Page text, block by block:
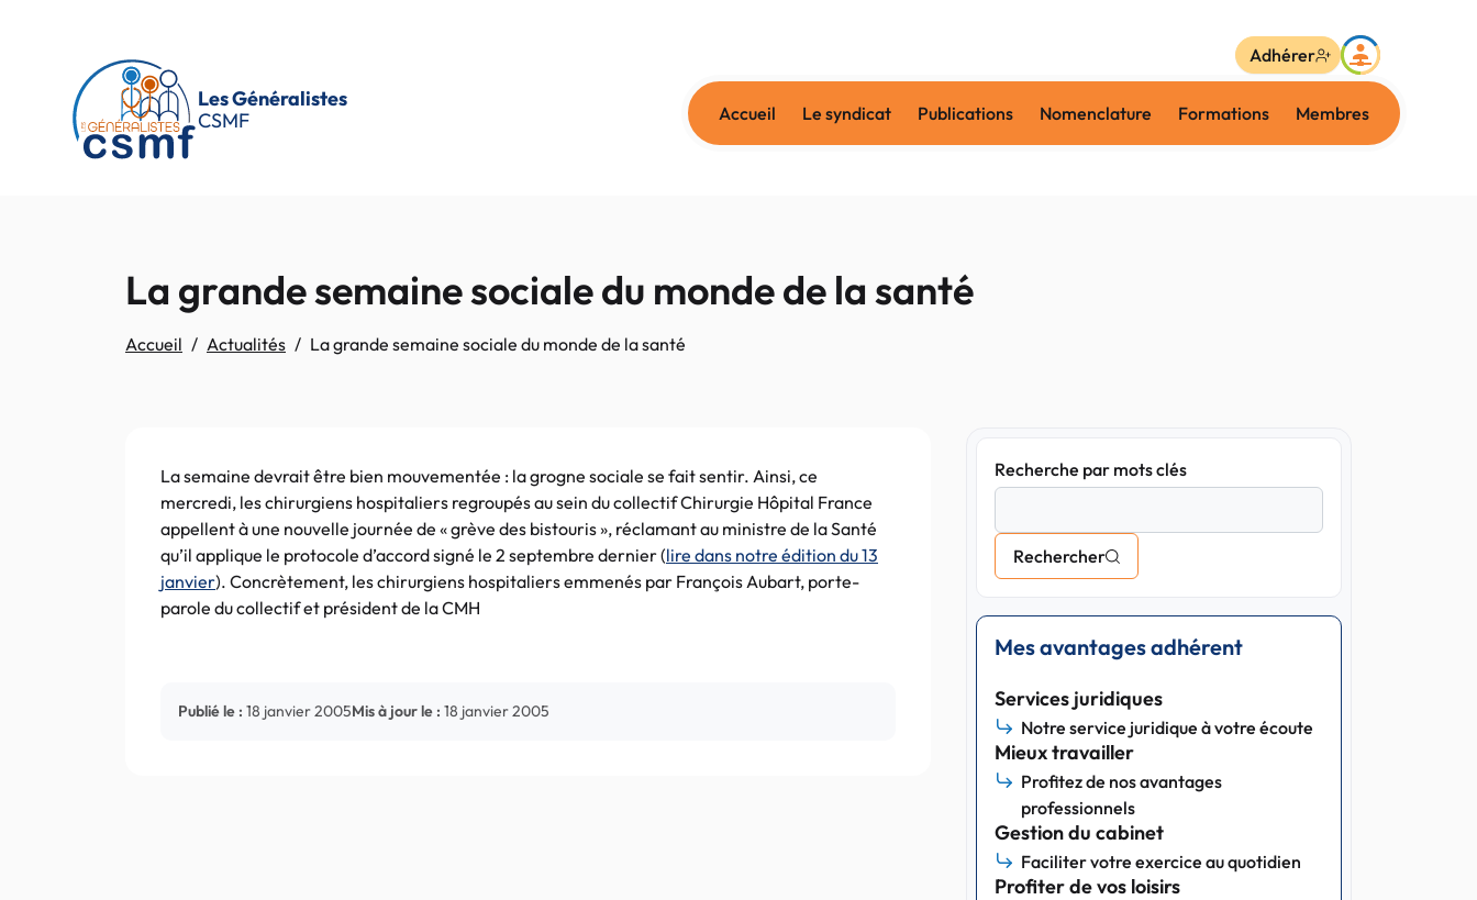
Les Généralistes
CSMF
Accueil Le syndicat Publications Nomenclature Formations Membres
Adhérer
La grande semaine sociale du monde de la santé
Accueil Actualités La grande semaine sociale du monde de la santé
La semaine devrait être bien mouvementée : la grogne sociale se fait sentir. Ainsi, ce
mercredi, les chirurgiens hospitaliers regroupés au sein du collectif Chirurgie Hôpital France
appellent à une nouvelle journée de « grève des bistouris », réclamant au ministre de la Santé
qu’il applique le protocole d’accord signé le 2 septembre dernier (lire dans notre édition du 13
janvier). Concrètement, les chirurgiens hospitaliers emmenés par François Aubart, porte-
parole du collectif et président de la CMH
Publié le : 18 janvier 2005Mis à jour le : 18 janvier 2005
Recherche par mots clés
Rechercher
Mes avantages adhérent
Services juridiques
Notre service juridique à votre écoute
Mieux travailler
Profitez de nos avantages
professionnels
Gestion du cabinet
Faciliter votre exercice au quotidien
Profiter de vos loisirs